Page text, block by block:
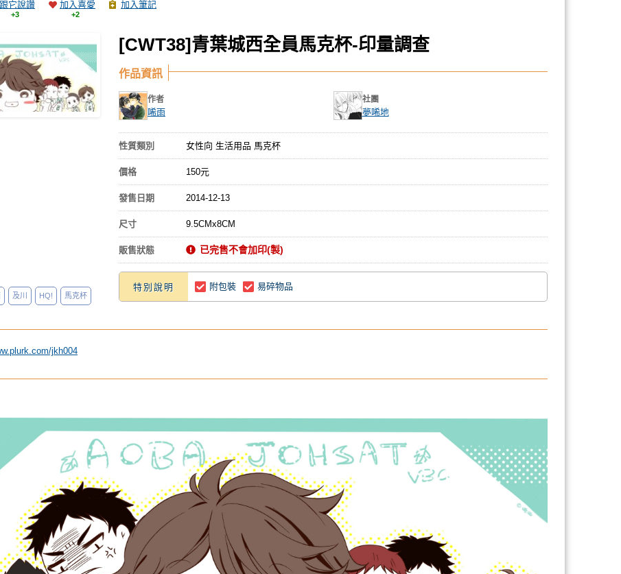
跟它說讚
+3
加入喜愛
+2
加入筆記
[CWT38]青葉城西全員馬克杯-印量調查
及川 HQ! 馬克杯
作品資訊
作者
唏雨
社團
夢唏地
性質類別 女性向 生活用品 馬克杯
價格 150元
發售日期 2014-12-13
尺寸 9.5CMx8CM
販售狀態 已完售不會加印(製)
特別說明 附包裝 易碎物品
jkh004